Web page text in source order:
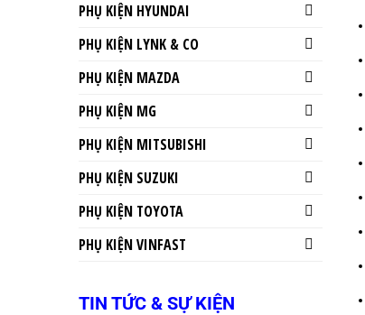
PHỤ KIỆN HYUNDAI
PHỤ KIỆN LYNK & CO
PHỤ KIỆN MAZDA
PHỤ KIỆN MG
PHỤ KIỆN MITSUBISHI
PHỤ KIỆN SUZUKI
PHỤ KIỆN TOYOTA
PHỤ KIỆN VINFAST
TIN TỨC & SỰ KIỆN